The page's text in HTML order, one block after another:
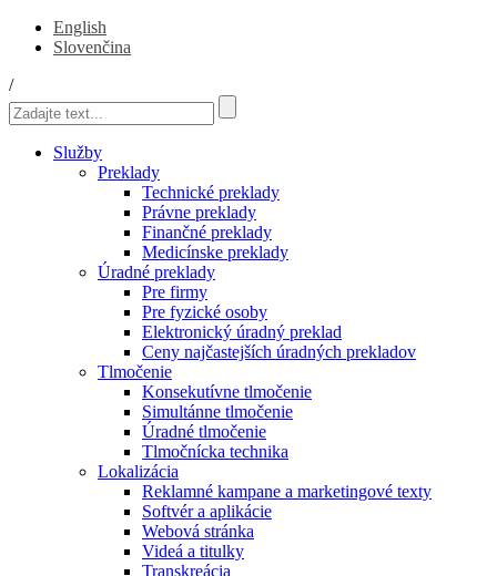
English
Slovenčina
/
Služby
Preklady
Technické preklady
Právne preklady
Finančné preklady
Medicínske preklady
Úradné preklady
Pre firmy
Pre fyzické osoby
Elektronický úradný preklad
Ceny najčastejších úradných prekladov
Tlmočenie
Konsekutívne tlmočenie
Simultánne tlmočenie
Úradné tlmočenie
Tlmočnícka technika
Lokalizácia
Reklamné kampane a marketingové texty
Softvér a aplikácie
Webová stránka
Videá a titulky
Transkreácia